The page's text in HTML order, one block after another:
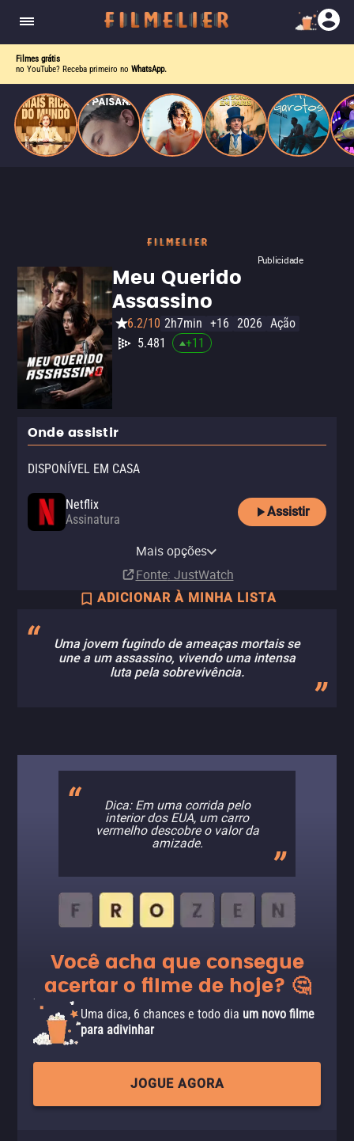
Filmes grátis
no YouTube? Receba primeiro no WhatsApp.
Publicidade
Meu Querido
Assassino
6.2/10 2h7min +16 2026 Ação
5.481
+11
Onde assistir
DISPONÍVEL EM CASA
Netflix
Assinatura
Assistir
Mais opções
Fonte: JustWatch
ADICIONAR À MINHA LISTA
Uma jovem fugindo de ameaças mortais se
une a um assassino, vivendo uma intensa
luta pela sobrevivência.
Dica: Em uma corrida pelo
interior dos EUA, um carro
vermelho descobre o valor da
amizade.
Você acha que consegue
acertar o filme de hoje? 🤔
Uma dica, 6 chances e todo dia um novo filme
para adivinhar
JOGUE AGORA
do
Mundo